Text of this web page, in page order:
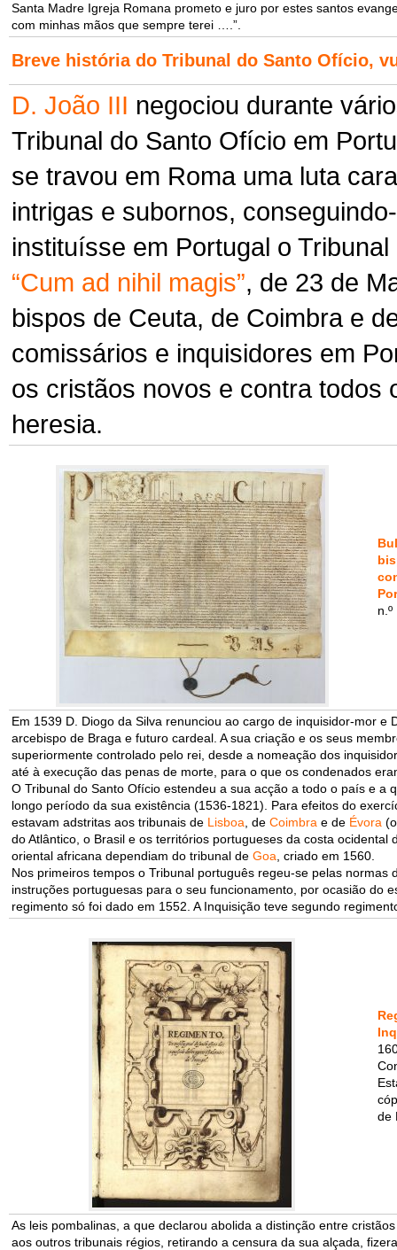
Santa Madre Igreja Romana prometo e juro por estes santos
com minhas mãos que sempre terei ….”.
Breve história do Tribunal do Santo Ofício,
D. João III negociou durante
Tribunal do Santo Ofício em
se travou em Roma uma luta
intrigas e subornos,
instituísse em Portugal o
“Cum ad nihil magis”, de 23 de
bispos de Ceuta, de Coimbra e
comissários e inquisidores em
os cristãos novos e contra todos
heresia.
n.º
Em 1539 D. Diogo da Silva renunciou ao cargo de inquisidor-mor e
arcebispo de Braga e futuro cardeal. A sua criação e os seus
superiormente controlado pelo rei, desde a nomeação dos
até à execução das penas de morte, para o que os condenados
O Tribunal do Santo Ofício estendeu a sua acção a todo o país e
longo período da sua existência (1536-1821). Para efeitos do
estavam adstritas aos tribunais de Lisboa , de Coimbra e de Évora
do Atlântico, o Brasil e os territórios portugueses da costa
oriental africana dependiam do tribunal de Goa , criado em 1560.
Nos primeiros tempos o Tribunal português regeu-se pelas
instruções portuguesas para o seu funcionamento, por ocasião do
regimento só foi dado em 1552. A Inquisição teve segundo
de
As leis pombalinas, a que declarou abolida a distinção entre
aos outros tribunais régios, retirando a censura da sua alçada,